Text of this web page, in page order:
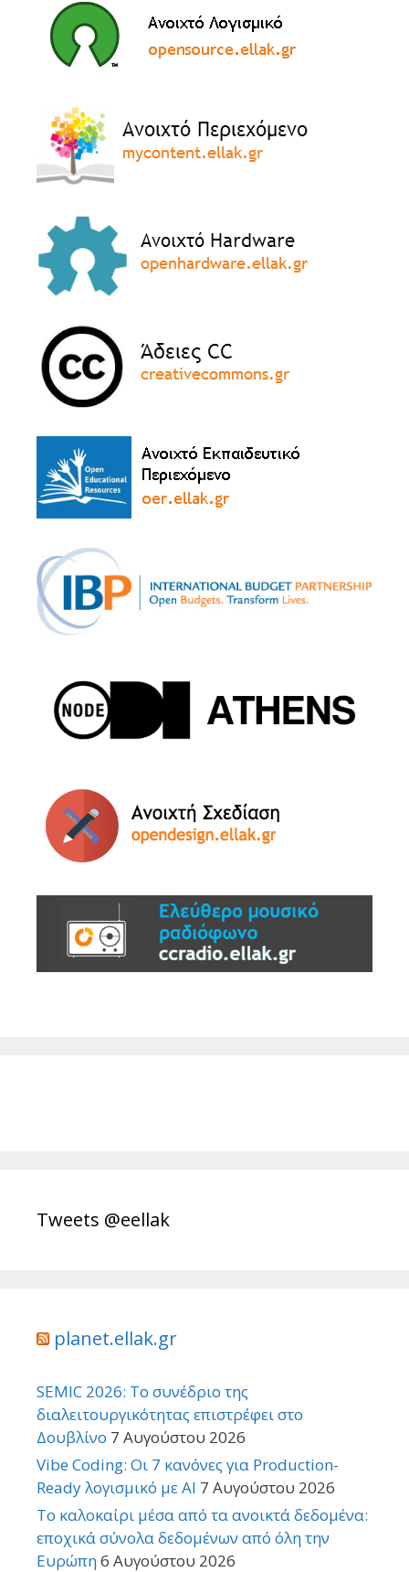
Tweets @eellak
planet.ellak.gr
SEMIC 2026: Το συνέδριο της
διαλειτουργικότητας επιστρέφει στο
Δουβλίνο 7 Αυγούστου 2026
Vibe Coding: Οι 7 κανόνες για Production-
Ready λογισμικό με AI 7 Αυγούστου 2026
Το καλοκαίρι μέσα από τα ανοικτά δεδομένα:
εποχικά σύνολα δεδομένων από όλη την
Ευρώπη6 Αυγούστου 2026